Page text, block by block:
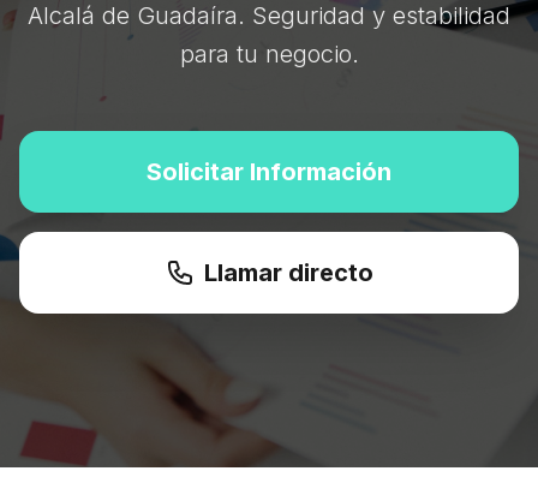
Alcalá de Guadaíra. Seguridad y estabilidad
para tu negocio.
Solicitar Información
Llamar directo